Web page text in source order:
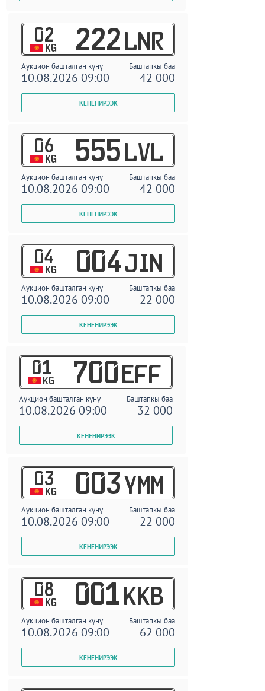
02
KG 222 LNR
Аукцион башталган күнү Баштапкы баа
10.08.2026 09:00 42 000
06
KG 555 LVL
Аукцион башталган күнү Баштапкы баа
10.08.2026 09:00 42 000
04
KG 004 JIN
Аукцион башталган күнү Баштапкы баа
10.08.2026 09:00 22 000
01
KG 700 EFF
Аукцион башталган күнү Баштапкы баа
10.08.2026 09:00 32 000
03
KG 003 YMM
Аукцион башталган күнү Баштапкы баа
10.08.2026 09:00 22 000
08
KG 001 KKB
Аукцион башталган күнү Баштапкы баа
10.08.2026 09:00 62 000